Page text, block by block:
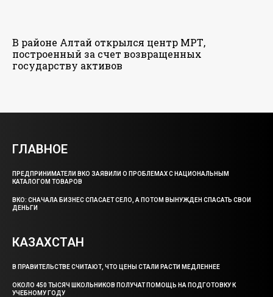
В районе Алтай открылся центр МРТ,
построенный за счет возвращенных
государству активов
ГЛАВНОЕ
ПРЕДПРИНИМАТЕЛИ ВКО ЗАЯВИЛИ О ПРОБЛЕМАХ С НАЦИОНАЛЬНЫМ
КАТАЛОГОМ ТОВАРОВ
ВКО: СНАЧАЛА БИЗНЕС СПАСАЕТ СЕЛО, А ПОТОМ ВЫНУЖДЕН СПАСАТЬ СВОИ
ДЕНЬГИ
КАЗАХСТАН
В ПРАВИТЕЛЬСТВЕ СЧИТАЮТ, ЧТО ЦЕНЫ СТАЛИ РАСТИ МЕДЛЕННЕЕ
ОКОЛО 450 ТЫСЯЧ ШКОЛЬНИКОВ ПОЛУЧАТ ПОМОЩЬ НА ПОДГОТОВКУ К
УЧЕБНОМУ ГОДУ